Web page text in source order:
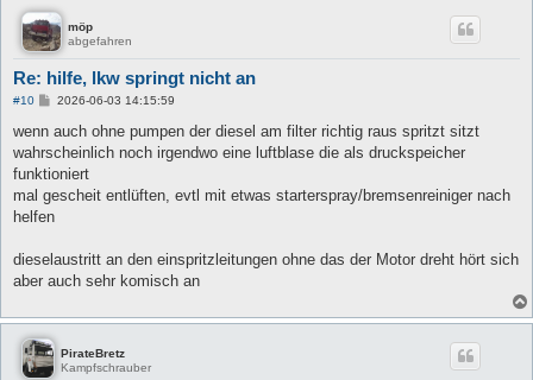
möp
abgefahren
Re: hilfe, lkw springt nicht an
#10
B
r
a
2026-06-03 14:15:59
wenn auch ohne pumpen der diesel am filter richtig raus spritzt sitzt
wahrscheinlich noch irgendwo eine luftblase die als druckspeicher
funktioniert
mal gescheit entlüften, evtl mit etwas starterspray/bremsenreiniger nach
helfen
dieselaustritt an den einspritzleitungen ohne das der Motor dreht hört sich
aber auch sehr komisch an
PirateBretz
Kampfschrauber